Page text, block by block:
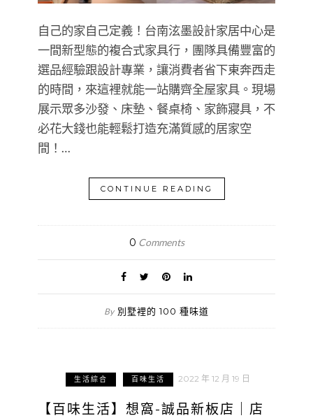
自己的家自己定義！台南泫墨設計家居中心是
一間新型態的複合式家具行，團隊具備豐富的
選品經驗跟設計專業，讓消費者省下東奔西走
的時間，來這裡就能一站購齊全屋家具。現場
展示眾多沙發、床墊、餐桌椅、家飾寢具，不
必花大錢也能輕鬆打造充滿質感的居家空
間！…
CONTINUE READING
0 Comments
By 別墅裡的 100 種味道
生活綜合 百味生活 2022 年 12 月 19 日
【百味生活】想窩-誠品新板店｜店